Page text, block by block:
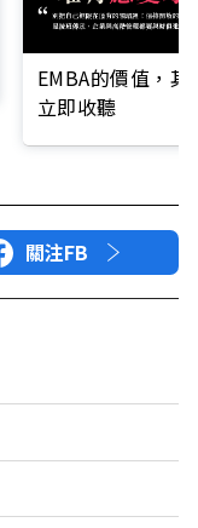
EMBA的價值，
立即收聽
關注FB